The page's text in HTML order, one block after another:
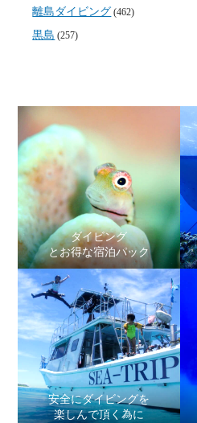
離島ダイビング (462)
黒島 (257)
ダイビング
とお得な宿泊パック
安全にダイビングを
楽しんで頂く為に